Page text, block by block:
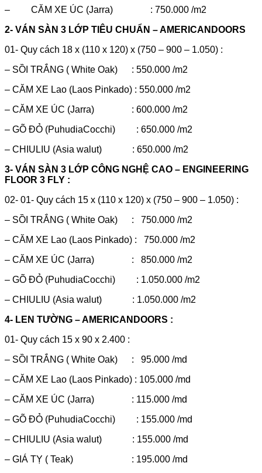
– CĂM XE ÚC (Jarra) : 750.000 /m2
2- VÁN SÀN 3 LỚP TIÊU CHUẨN – AMERICANDOORS
01- Quy cách 18 x (110 x 120) x (750 – 900 – 1.050) :
– SỒI TRẮNG ( White Oak) : 550.000 /m2
– CĂM XE Lao (Laos Pinkado) : 550.000 /m2
– CĂM XE ÚC (Jarra) : 600.000 /m2
– GÕ ĐỎ (PuhudiaCocchi) : 650.000 /m2
– CHIULIU (Asia walut) : 650.000 /m2
3- VÁN SÀN 3 LỚP CÔNG NGHỆ CAO – ENGINEERING
FLOOR 3 FLY :
02- 01- Quy cách 15 x (110 x 120) x (750 – 900 – 1.050) :
– SỒI TRẮNG ( White Oak) : 750.000 /m2
– CĂM XE Lao (Laos Pinkado) : 750.000 /m2
– CĂM XE ÚC (Jarra) : 850.000 /m2
– GÕ ĐỎ (PuhudiaCocchi) : 1.050.000 /m2
– CHIULIU (Asia walut) : 1.050.000 /m2
4- LEN TƯỜNG – AMERICANDOORS :
01- Quy cách 15 x 90 x 2.400 :
– SỒI TRẮNG ( White Oak) : 95.000 /md
– CĂM XE Lao (Laos Pinkado) : 105.000 /md
– CĂM XE ÚC (Jarra) : 115.000 /md
– GÕ ĐỎ (PuhudiaCocchi) : 155.000 /md
– CHIULIU (Asia walut) : 155.000 /md
– GIÁ TỴ ( Teak) : 195.000 /md